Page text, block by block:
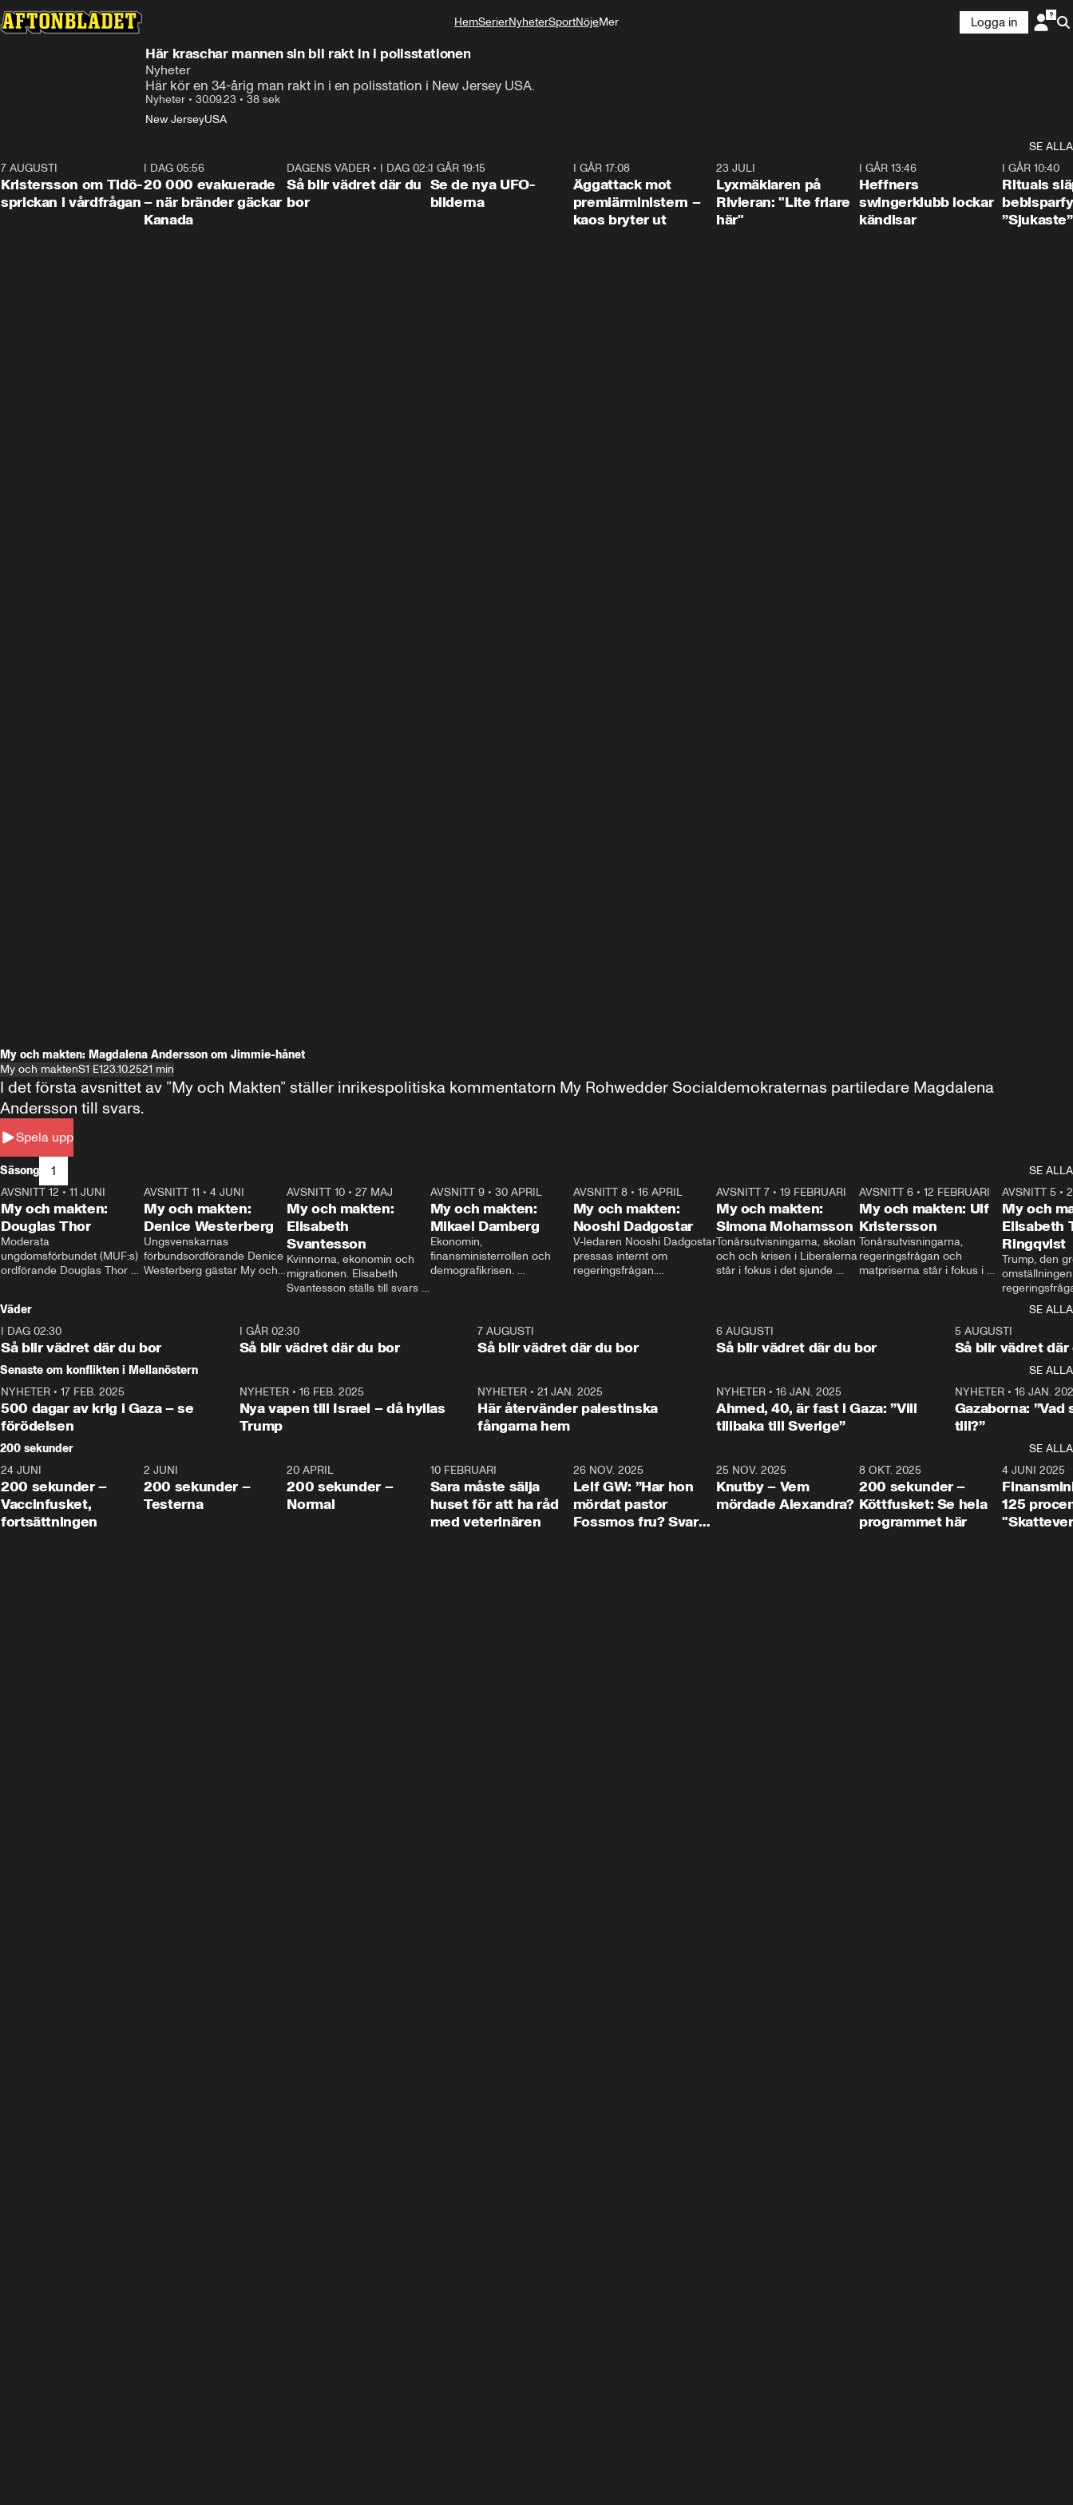
Här kör en 34-årig man rakt in i en polisstation i New Jersey i USA.
HemSerierNyheterSportNöjeMer
Logga in
Här kraschar mannen sin bil rakt in i polisstationen
Nyheter
Här kör en 34-årig man rakt in i en polisstation i New Jersey USA.
Nyheter • 30.09.23 • 38 sek
New JerseyUSA
SE ALLA
7 AUGUSTI
Kristersson om Tidö-
sprickan i vårdfrågan
I DAG 05:56
20 000 evakuerade
– när bränder gäckar
Kanada
1:06
DAGENS VÄDER • I DAG 02:30
Så blir vädret där du
bor
I GÅR 19:15
Se de nya UFO-
bilderna
I GÅR 17:08
Äggattack mot
premiärministern –
kaos bryter ut
23 JULI
Lyxmäklaren på
Rivieran: "Lite friare
här"
I GÅR 13:46
Heffners
swingerklubb lockar
kändisar
I GÅR 10:40
Rituals
”Sjukaste”
My och makten: Magdalena Andersson om Jimmie-hånet
My och maktenS1 E123.10.2521 min
Spela upp
I det första avsnittet av ”My och Makten” ställer inrikespolitiska kommentatorn My Rohwedder Socialdemokraternas partiledare Magdalena
Andersson till svars.
Säsong 1
SE ALLA
26:27
AVSNITT 12 • 11 JUNI
My och makten:
Douglas Thor
Moderata
ungdomsförbundet (MUF:s)
ordförande Douglas Thor
tonårsutvisningarna och hur
Moderaterna ska locka
väljare till valet i höst.
23:40
AVSNITT 11 •4 JUNI
My och makten:
Denice Westerberg
Ungsvenskarnas
förbundsordförande Denice
Westerberg gästar My och
AVSNITT 10 •27 MAJ
My och makten:
Elisabeth
Svantesson
Kvinnorna, ekonomin och
migrationen. Elisabeth
Svantesson ställs till svars
AVSNITT 9• 30 APRIL
My och makten:
Mikael Damberg
Ekonomin,
finansministerrollen och
demografikrisen.
och Makten.
AVSNITT 8• 16 APRIL
My och makten:
Nooshi Dadgostar
V-ledaren Nooshi Dadgostar
pressas internt om
regeringsfrågan.
– Vi ställer upp i val. Ska vi
vara med så sitter vi förstås
24:30
AVSNITT 7• 19 FEBRUARI
My och makten:
Simona Mohamsson
Tonårsutvisningarna, skolan
och och krisen i Liberalerna
står i fokus i det sjunde
kommentator My
Rohwedder ställer
utbildnings- och
Mohamsson till svars.
27:30
AVSNITT 6 •12 FEBRUARI
My och makten: Ulf
Kristersson
Tonårsutvisningarna,
regeringsfrågan och
matpriserna står i fokus i
Rohwedder ställer
statsminister Ulf Kristersson
AVSNITT 5 •
My och
Elisabeth
Ringqvist
Trump, den
centrum i
avsnittet av
Makten”. Se
Aftonbladets
Rohwedder
Thand Ring
Väder
SE ALLA
I DAG 02:30
Så blir vädret där du bor
1:06
I GÅR 02:30
Så blir vädret där du bor
7 AUGUSTI
Så blir vädret där du bor
6 AUGUSTI
Så blir vädret där du bor
5 AUGUSTI
Så blir vädret där
Senaste om konflikten i Mellanöstern
SE ALLA
NYHETER • 17 FEB. 2025
500 dagar av krig i Gaza – se
förödelsen
NYHETER• 16 FEB. 2025
Nya vapen till Israel – då hyllas
Trump
NYHETER •21 JAN. 2025
Här återvänder palestinska
fångarna hem
NYHETER• 16 JAN. 2025
Ahmed, 40, är fast i Gaza: ”Vill
tillbaka till Sverige”
NYHETER• 16 JAN.
Gazaborna:
till?”
200 sekunder
SE ALLA
5:00
24 JUNI
200 sekunder –
Vaccinfusket,
fortsättningen
4:23
2 JUNI
200 sekunder –
Testerna
20 APRIL
200 sekunder –
Normal
10 FEBRUARI
Sara måste sälja
huset för att ha råd
med veterinären
26 NOV. 2025
Leif GW: ”Har hon
mördat pastor
Fossmos fru? Svar
31:05
25 NOV. 2025
Knutby – Vem
mördade Alexandra?
4:29
8 OKT. 2025
200 sekunder –
Köttfusket: Se hela
programmet här
4 JUNI 2025
125